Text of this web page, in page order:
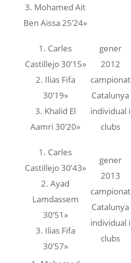
3. Mohamed Ait
Ben Aissa 25’24»
1. Carles
Castillejo 30’15»
2. Ilias Fifa
30’19»
3. Khalid El
Aamri 30’20»
gener
2012
campionat
Catalunya
individual i
clubs
1. Carles
Castillejo 30’43»
2. Ayad
Lamdassem
30’51»
3. Ilias Fifa
30’57»
gener
2013
campionat
Catalunya
individual i
clubs